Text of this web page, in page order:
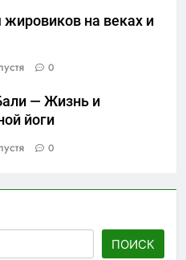
на веках и
0
— Жизнь и
йоги
0
ПОИСК